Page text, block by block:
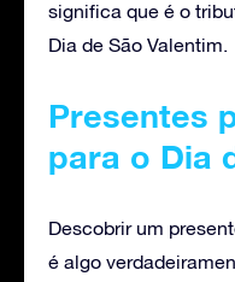
significa que é o
Dia de São Valentim.
Presentes
para o Dia
Descobrir um
é algo